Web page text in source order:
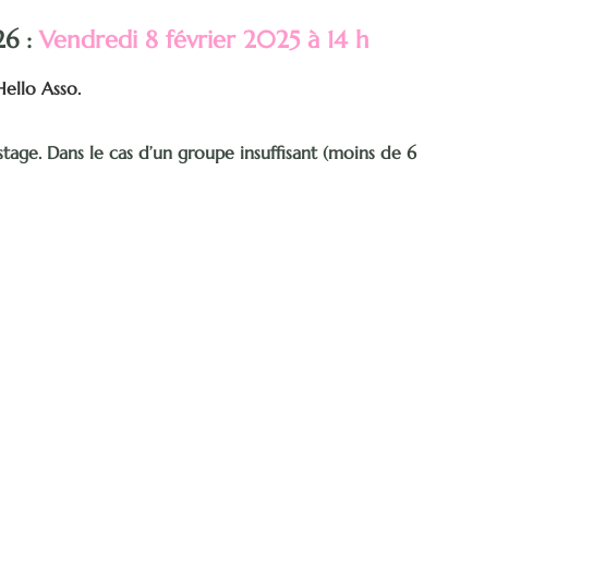
:Vendredi 8 février 2025 à 14 h
Asso.
Dans le cas d’un groupe insuffisant (moins de 6